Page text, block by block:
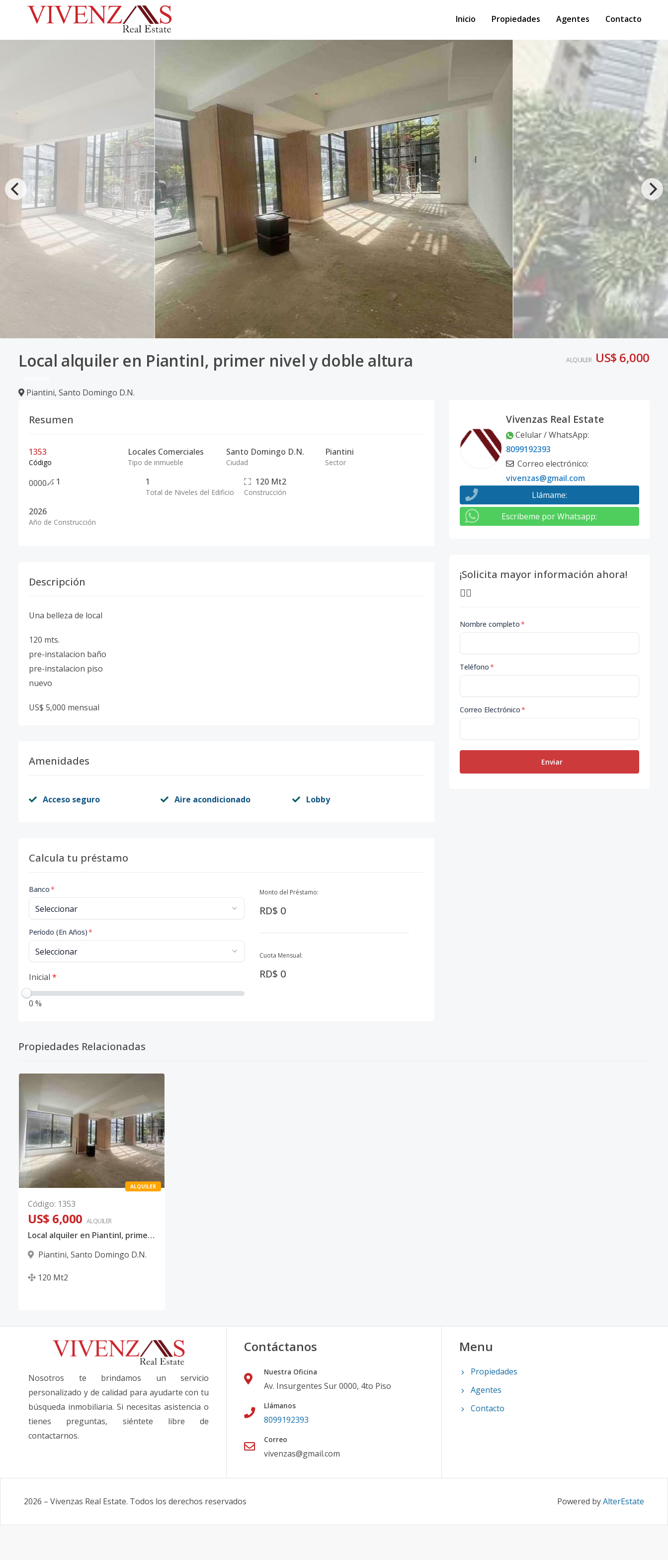
Inicio Propiedades Agentes Contacto
Local alquiler en PiantinI, primer nivel y doble altura
Piantini, Santo Domingo D.N.
ALQUILER US$ 6,000
Resumen
1353
Código
Locales Comerciales
Tipo de inmueble
Santo Domingo D.N.
Ciudad
Piantini
Sector
0000 1 1
Total de Niveles del Edificio
120 Mt2
Construcción
2026
Año de Construcción
Descripción
Una belleza de local
120 mts.
pre-instalacion baño
pre-instalacion piso
nuevo
US$ 5,000 mensual
Amenidades
Acceso seguro Aire acondicionado Lobby
Calcula tu préstamo
Banco*
Período (En Años)*
Inicial *
0 %
Monto del Préstamo:
RD$ 0
Cuota Mensual:
RD$ 0
Vivenzas Real Estate
Celular / WhatsApp:
8099192393
Correo electrónico:
vivenzas@gmail.com
Llámame:
Escribeme por Whatsapp:
¡Solicita mayor información ahora!
👇🏽
Nombre completo*
Teléfono*
Correo Electrónico*
Enviar
Propiedades Relacionadas
ALQUILER
Código: 1353
US$ 6,000 ALQUILER
Local alquiler en PiantinI, primer nivel y doble altura
Piantini, Santo Domingo D.N.
120 Mt2
Nosotros te brindamos un servicio
personalizado y de calidad para ayudarte con tu
búsqueda inmobiliaria. Si necesitas asistencia o
tienes preguntas, siéntete libre de
contactarnos.
Contáctanos
Nuestra Oficina
Av. Insurgentes Sur 0000, 4to Piso
Llámanos
8099192393
Correo
vivenzas@gmail.com
Menu
Propiedades
Agentes
Contacto
2026 – Vivenzas Real Estate. Todos los derechos reservados Powered byAlterEstate